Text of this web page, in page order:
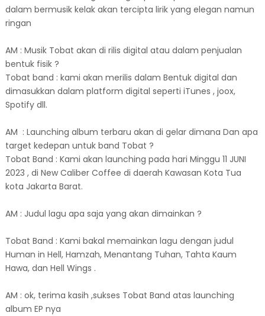
dalam bermusik kelak akan tercipta lirik yang elegan namun
ringan
AM : Musik Tobat akan di rilis digital atau dalam penjualan
bentuk fisik ?
Tobat band : kami akan merilis dalam Bentuk digital dan
dimasukkan dalam platform digital seperti iTunes , joox,
Spotify dll.
AM : Launching album terbaru akan di gelar dimana Dan apa
target kedepan untuk band Tobat ?
Tobat Band : Kami akan launching pada hari Minggu 11 JUNI
2023 , di New Caliber Coffee di daerah Kawasan Kota Tua
kota Jakarta Barat.
AM : Judul lagu apa saja yang akan dimainkan ?
Tobat Band : Kami bakal memainkan lagu dengan judul
Human in Hell, Hamzah, Menantang Tuhan, Tahta Kaum
Hawa, dan Hell Wings .
AM : ok, terima kasih ,sukses Tobat Band atas launching
album EP nya